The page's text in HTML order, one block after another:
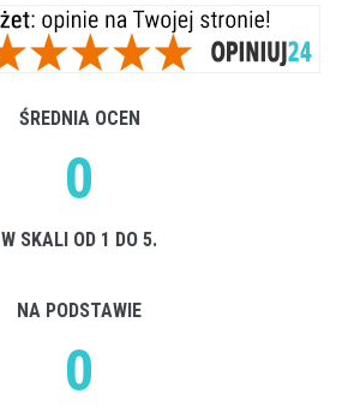
ŚREDNIA OCEN
0
W SKALI OD 1 DO 5.
NA PODSTAWIE
0